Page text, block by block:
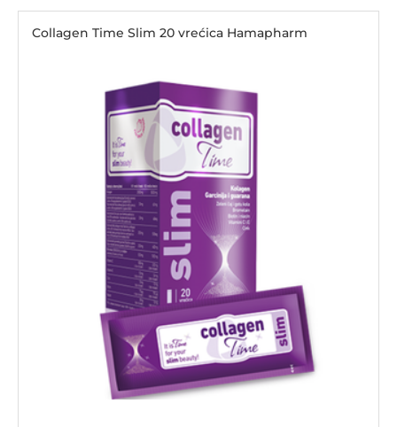
Collagen Time Slim 20 vrećica Hamapharm